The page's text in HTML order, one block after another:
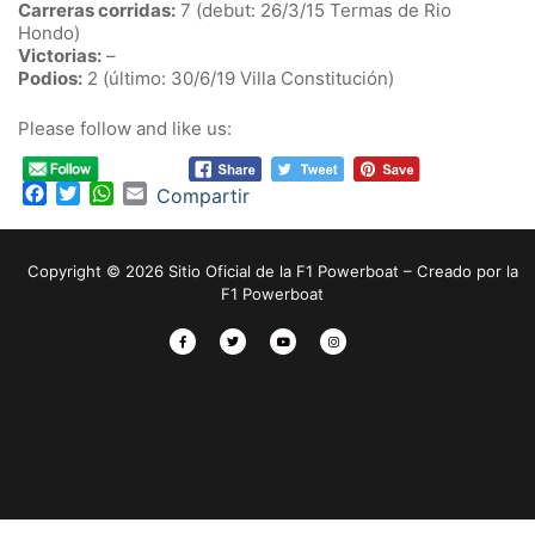
Carreras corridas: 7 (debut: 26/3/15 Termas de Rio
Hondo)
Victorias: –
Podios: 2 (último: 30/6/19 Villa Constitución)
Please follow and like us:
Facebook
TwitterWhatsApp
Email
Compartir
Copyright © 2026 Sitio Oficial de la F1 Powerboat – Creado por la
F1 Powerboat